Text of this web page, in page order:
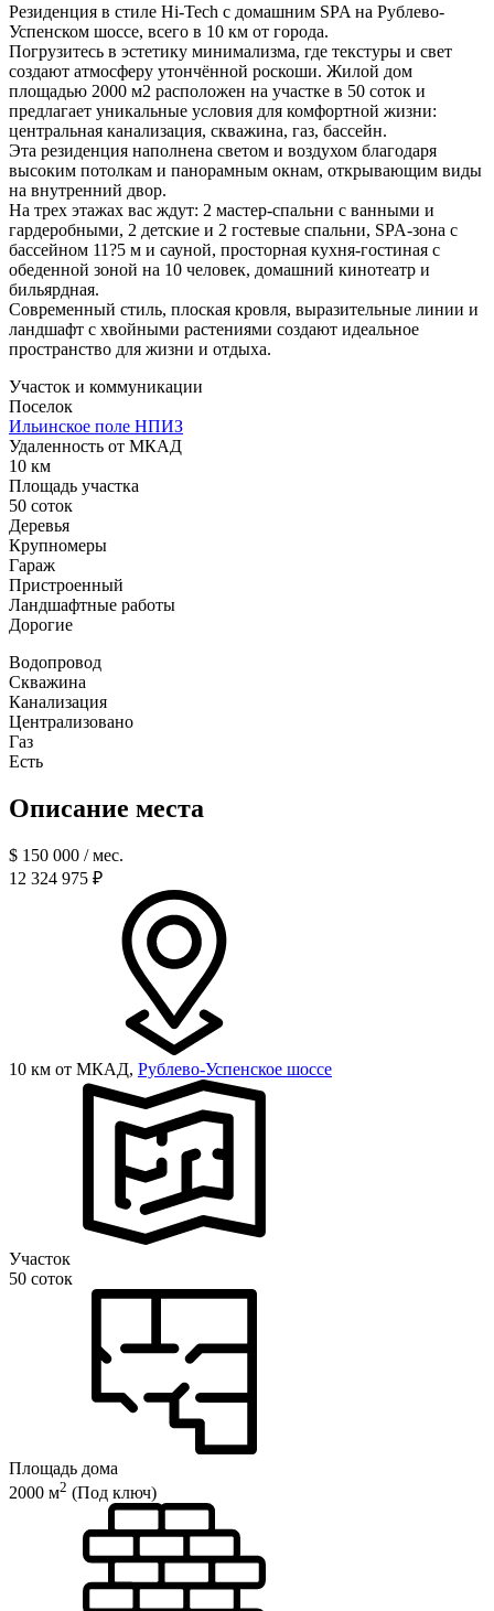
Резиденция в стиле Hi-Tech с домашним SPA на Рублево-
Успенском шоссе, всего в 10 км от города.
Погрузитесь в эстетику минимализма, где текстуры и свет
создают атмосферу утончённой роскоши. Жилой дом
площадью 2000 м2 расположен на участке в 50 соток и
предлагает уникальные условия для комфортной жизни:
центральная канализация, скважина, газ, бассейн.
Эта резиденция наполнена светом и воздухом благодаря
высоким потолкам и панорамным окнам, открывающим виды
на внутренний двор.
На трех этажах вас ждут: 2 мастер-спальни с ванными и
гардеробными, 2 детские и 2 гостевые спальни, SPA-зона с
бассейном 11?5 м и сауной, просторная кухня-гостиная с
обеденной зоной на 10 человек, домашний кинотеатр и
бильярдная.
Современный стиль, плоская кровля, выразительные линии и
ландшафт с хвойными растениями создают идеальное
пространство для жизни и отдыха.
Участок и коммуникации
Поселок
Ильинское поле НПИЗ
Удаленность от МКАД
10 км
Площадь участка
50 соток
Деревья
Крупномеры
Гараж
Пристроенный
Ландшафтные работы
Дорогие
Водопровод
Скважина
Канализация
Централизовано
Газ
Есть
Описание места
$ 150 000 / мес.
12 324 975 ₽
10 км от МКАД, Рублево-Успенское шоссе
Участок
50 соток
Площадь дома
2000 м2 (Под ключ)